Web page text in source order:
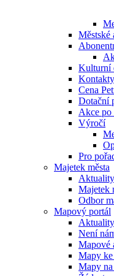
Městské
Kulturní
Cena
Dotační
Akce po
Výročí
Pro
Majetek města
Aktuality
Majetek
Odbor
Mapový portál
Aktuality
Není
Mapové
Mapy ke
Mapy